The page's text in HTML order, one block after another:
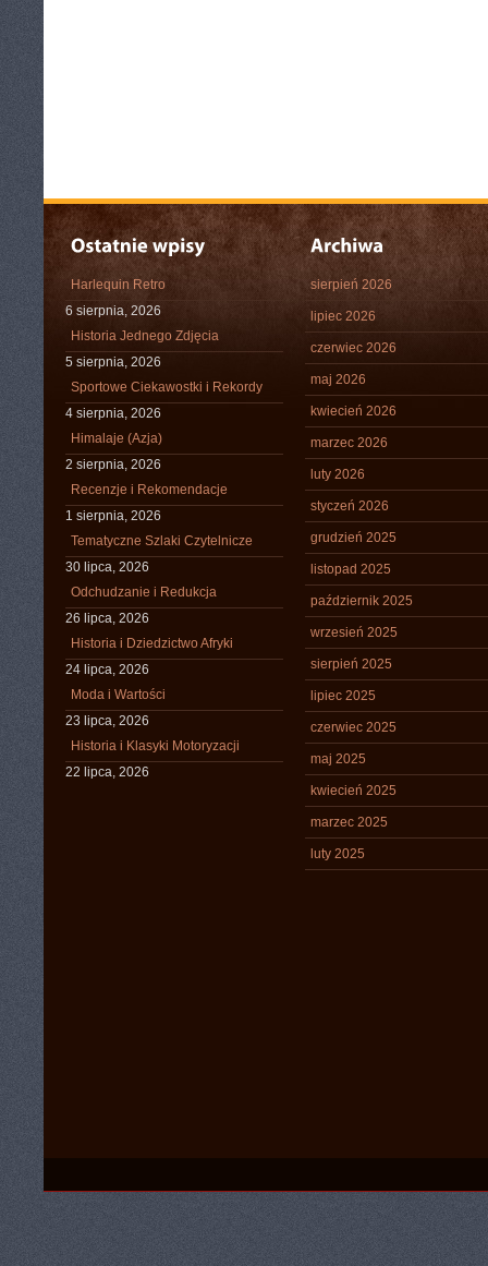
Harlequin Retro
6 sierpnia, 2026
Historia Jednego Zdjęcia
5 sierpnia, 2026
Sportowe Ciekawostki i Rekordy
4 sierpnia, 2026
Himalaje (Azja)
2 sierpnia, 2026
Recenzje i Rekomendacje
1 sierpnia, 2026
Tematyczne Szlaki Czytelnicze
30 lipca, 2026
Odchudzanie i Redukcja
26 lipca, 2026
Historia i Dziedzictwo Afryki
24 lipca, 2026
Moda i Wartości
23 lipca, 2026
Historia i Klasyki Motoryzacji
22 lipca, 2026
sierpień 2026
lipiec 2026
czerwiec 2026
maj 2026
kwiecień 2026
marzec 2026
luty 2026
styczeń 2026
grudzień 2025
listopad 2025
październik 2025
wrzesień 2025
sierpień 2025
lipiec 2025
czerwiec 2025
maj 2025
kwiecień 2025
marzec 2025
luty 2025